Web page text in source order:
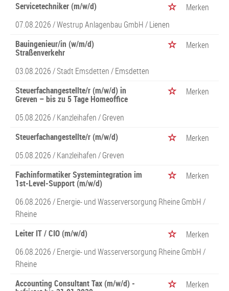
Servicetechniker (m/w/d)
Merken
07.08.2026 /Westrup Anlagenbau GmbH/ Lienen
Bauingenieur/in (w/m/d)
Straßenverkehr
Merken
03.08.2026 /Stadt Emsdetten/ Emsdetten
Steuerfachangestellte/r (m/w/d) in
Greven – bis zu 5 Tage Homeoffice
Merken
05.08.2026 /Kanzleihafen/ Greven
Steuerfachangestellte/r (m/w/d)
Merken
05.08.2026 /Kanzleihafen/ Greven
Fachinformatiker Systemintegration im
1st-Level-Support (m/w/d)
Merken
06.08.2026 /Energie- und Wasserversorgung Rheine GmbH/
Rheine
Leiter IT / CIO (m/w/d)
Merken
06.08.2026 /Energie- und Wasserversorgung Rheine GmbH/
Rheine
Accounting Consultant Tax (m/w/d) -
Merken